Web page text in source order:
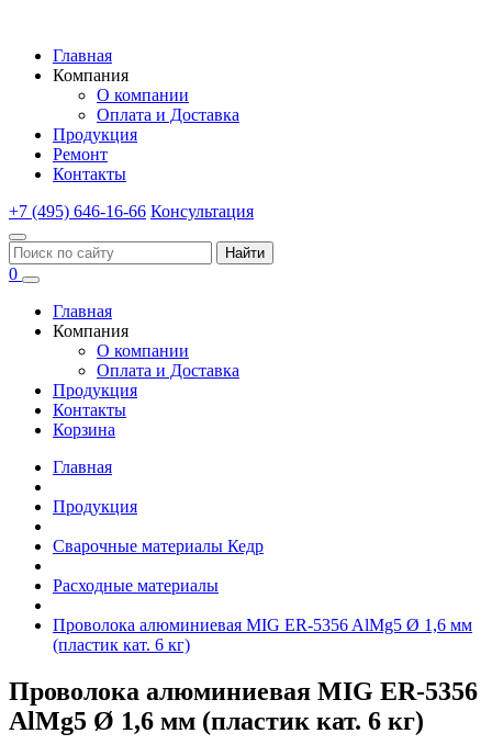
Главная
Компания
О компании
Оплата и Доставка
Продукция
Ремонт
Контакты
+7 (495) 646-16-66 Консультация
Найти
0
Главная
Компания
О компании
Оплата и Доставка
Продукция
Контакты
Корзина
Главная
Продукция
Сварочные материалы Кедр
Расходные материалы
Проволока алюминиевая MIG ER-5356 AlMg5 Ø 1,6 мм
(пластик кат. 6 кг)
Проволока алюминиевая MIG ER-5356
AlMg5 Ø 1,6 мм (пластик кат. 6 кг)